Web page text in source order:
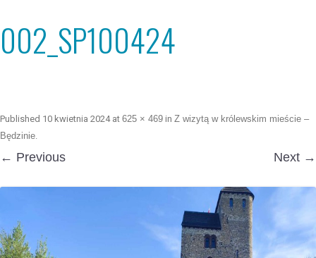
002_SP100424
Published 10 kwietnia 2024at 625 × 469 in Z wizytą w królewskim mieście –
Będzinie.
← Previous Next →